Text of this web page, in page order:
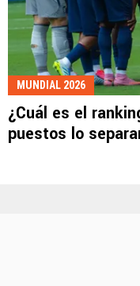
MUNDIAL 2026
¿Cuál es el
puestos lo